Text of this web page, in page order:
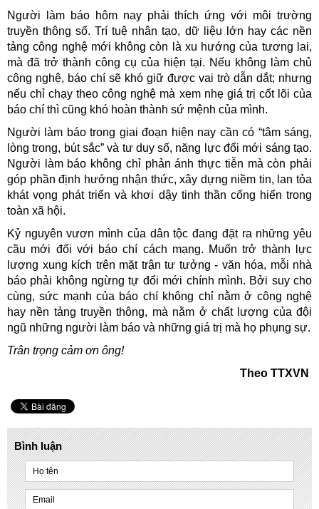
Người làm báo hôm nay phải thích ứng với môi trường
truyền thông số. Trí tuệ nhân tạo, dữ liệu lớn hay các nền
tảng công nghệ mới không còn là xu hướng của tương lai,
mà đã trở thành công cụ của hiện tại. Nếu không làm chủ
công nghệ, báo chí sẽ khó giữ được vai trò dẫn dắt; nhưng
nếu chỉ chạy theo công nghệ mà xem nhẹ giá trị cốt lõi của
báo chí thì cũng khó hoàn thành sứ mệnh của mình.
Người làm báo trong giai đoạn hiện nay cần có “tâm sáng,
lòng trong, bút sắc” và tư duy số, năng lực đổi mới sáng tạo.
Người làm báo không chỉ phản ánh thực tiễn mà còn phải
góp phần định hướng nhận thức, xây dựng niềm tin, lan tỏa
khát vọng phát triển và khơi dậy tinh thần cống hiến trong
toàn xã hội.
Kỷ nguyên vươn mình của dân tộc đang đặt ra những yêu
cầu mới đối với báo chí cách mạng. Muốn trở thành lực
lượng xung kích trên mặt trận tư tưởng - văn hóa, mỗi nhà
báo phải không ngừng tự đổi mới chính mình. Bởi suy cho
cùng, sức mạnh của báo chí không chỉ nằm ở công nghệ
hay nền tảng truyền thông, mà nằm ở chất lượng của đội
ngũ những người làm báo và những giá trị mà họ phụng sự.
Trân trọng cảm ơn ông!
Theo TTXVN
Bình luận